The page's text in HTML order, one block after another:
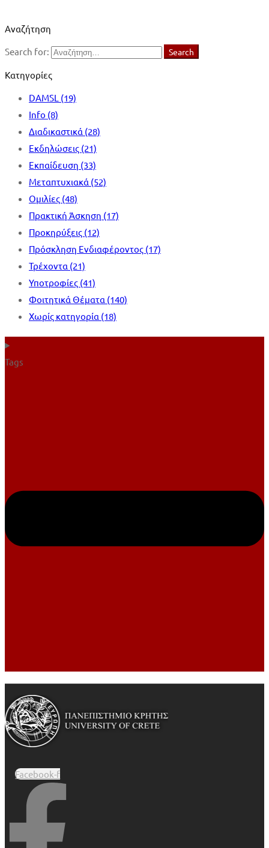
Αναζήτηση
Search for:
Search
Κατηγορίες
DAMSL (19)
Info (8)
Διαδικαστικά (28)
Εκδηλώσεις (21)
Εκπαίδευση (33)
Μεταπτυχιακά (52)
Ομιλίες (48)
Πρακτική Άσκηση (17)
Προκηρύξεις (12)
Πρόσκληση Ενδιαφέροντος (17)
Τρέχοντα (21)
Υποτροφίες (41)
Φοιτητικά Θέματα (140)
Χωρίς κατηγορία (18)
Tags
Facebook-f